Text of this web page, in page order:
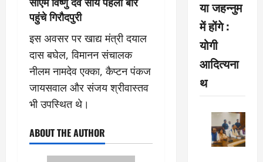
पहुंचे गिरौदपुरी
इस अवसर पर खाद्य मंत्री दयाल
दास बघेल, विमानन संचालक
नीलम नामदेव एक्का, कैप्टन पंकज
जायसवाल और संजय श्रीवास्तव
भी उपस्थित थे।
ABOUT THE AUTHOR
या जहन्नुम
में होंगे :
योगी
आदित्यना
थ